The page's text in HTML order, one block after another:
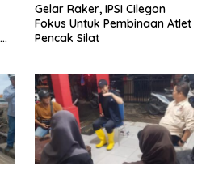
Gelar Raker, IPSI Cilegon
Fokus Untuk Pembinaan Atlet
Pencak Silat